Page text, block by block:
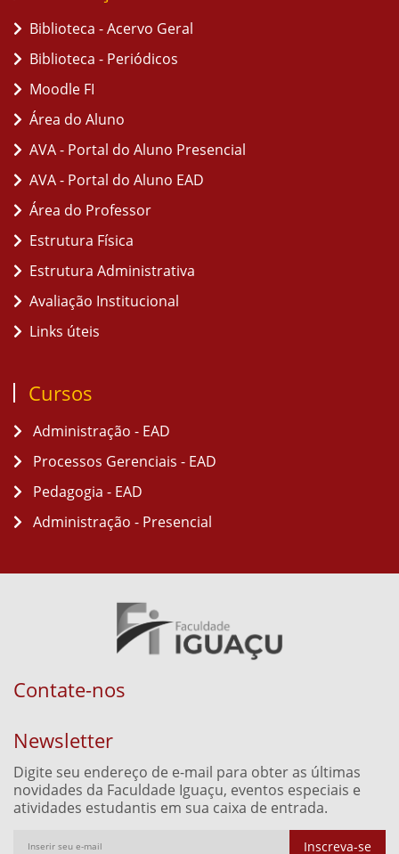
Biblioteca - Acervo Geral
Biblioteca - Periódicos
Moodle FI
Área do Aluno
AVA - Portal do Aluno Presencial
AVA - Portal do Aluno EAD
Área do Professor
Estrutura Física
Estrutura Administrativa
Avaliação Institucional
Links úteis
Cursos
Administração - EAD
Processos Gerenciais - EAD
Pedagogia - EAD
Administração - Presencial
Contate-nos
Newsletter
Digite seu endereço de e-mail para obter as últimas
novidades da Faculdade Iguaçu, eventos especiais e
atividades estudantis em sua caixa de entrada.
Inscreva-se